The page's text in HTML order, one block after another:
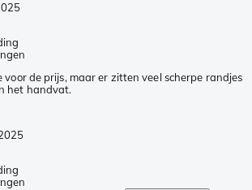
voor de prijs, maar er zitten veel scherpe randjes
het handvat.